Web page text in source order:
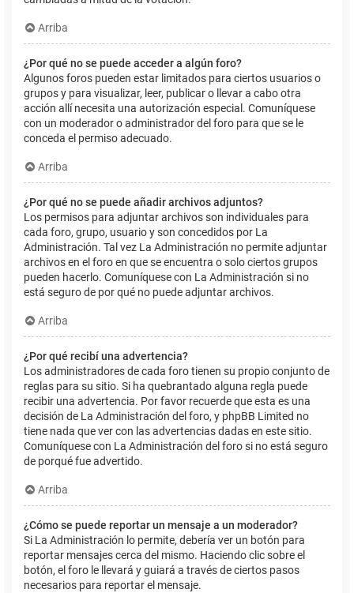
Arriba
¿Por qué no se puede acceder a algún foro?
Algunos foros pueden estar limitados para ciertos usuarios o
grupos y para visualizar, leer, publicar o llevar a cabo otra
acción allí necesita una autorización especial. Comuníquese
con un moderador o administrador del foro para que se le
conceda el permiso adecuado.
Arriba
¿Por qué no se puede añadir archivos adjuntos?
Los permisos para adjuntar archivos son individuales para
cada foro, grupo, usuario y son concedidos por La
Administración. Tal vez La Administración no permite adjuntar
archivos en el foro en que se encuentra o solo ciertos grupos
pueden hacerlo. Comuníquese con La Administración si no
está seguro de por qué no puede adjuntar archivos.
Arriba
¿Por qué recibí una advertencia?
Los administradores de cada foro tienen su propio conjunto de
reglas para su sitio. Si ha quebrantado alguna regla puede
recibir una advertencia. Por favor recuerde que esta es una
decisión de La Administración del foro, y phpBB Limited no
tiene nada que ver con las advertencias dadas en este sitio.
Comuníquese con La Administración del foro si no está seguro
de porqué fue advertido.
Arriba
¿Cómo se puede reportar un mensaje a un moderador?
Si La Administración lo permite, debería ver un botón para
reportar mensajes cerca del mismo. Haciendo clic sobre el
botón, el foro le llevará y guiará a través de ciertos pasos
necesarios para reportar el mensaje.